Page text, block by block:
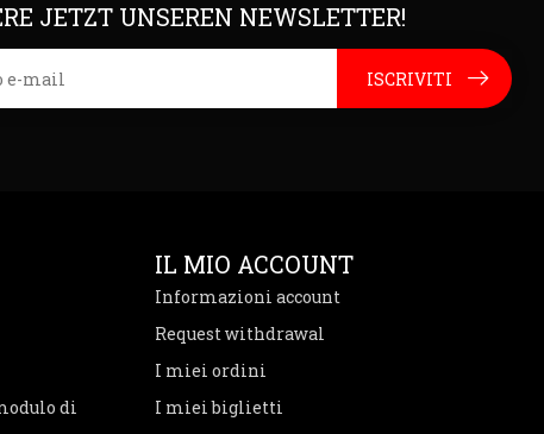
JETZT UNSEREN NEWSLETTER!
ISCRIVITI
di
IL MIO ACCOUNT
Informazioni account
Request withdrawal
I miei ordini
I miei biglietti